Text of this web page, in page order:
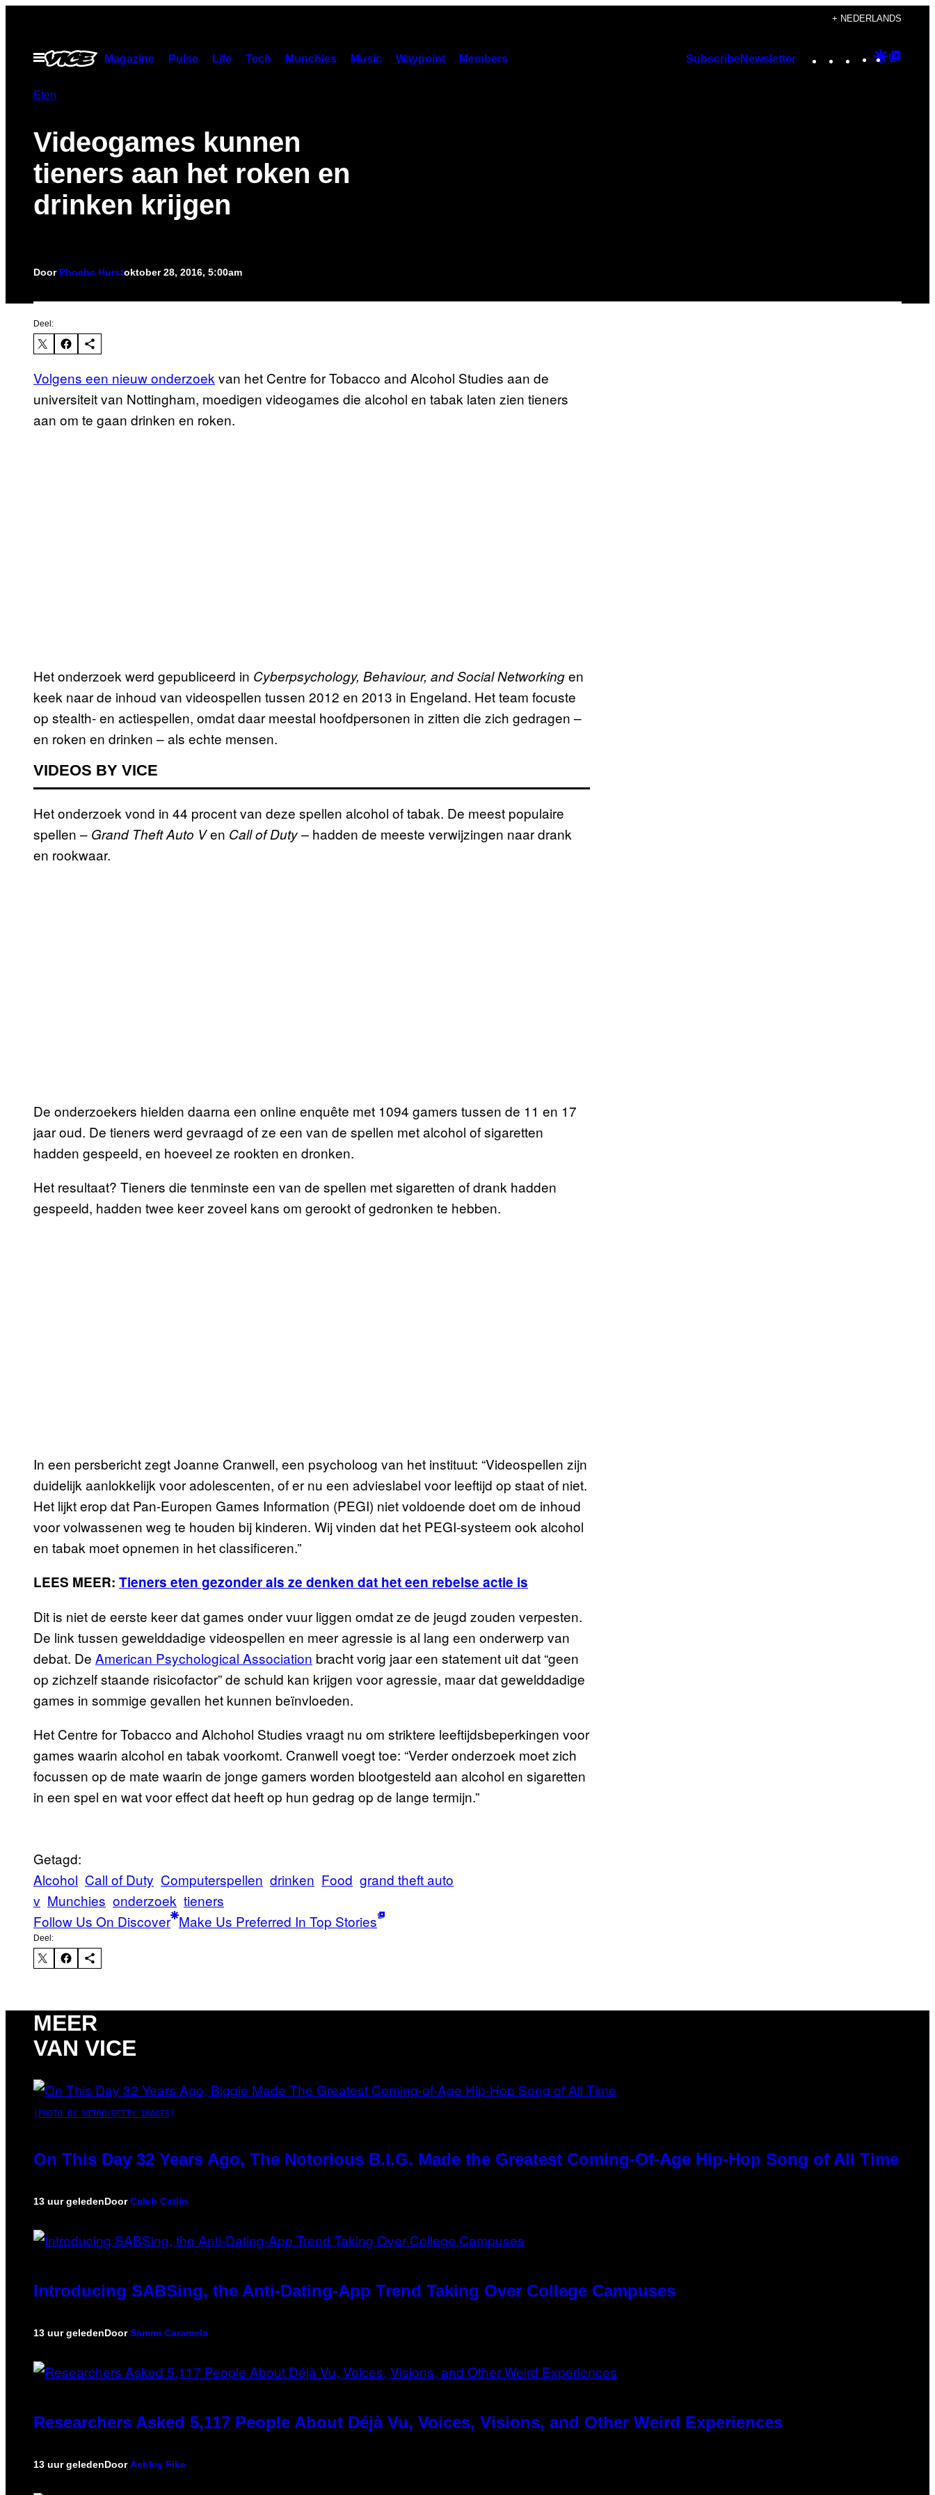
+ NEDERLANDS
Open
menu
Magazine Pulse Life Tech Munchies Music Waypoint Members SubscribeNewsletter Instagram
TikTok
YouTube
Google
Eten
Videogames kunnen
tieners aan het roken en
drinken krijgen
Door Phoebe Hurstoktober 28, 2016, 5:00am
Deel:
Volgens een nieuw onderzoek van het Centre for Tobacco and Alcohol Studies aan de
universiteit van Nottingham, moedigen videogames die alcohol en tabak laten zien tieners
aan om te gaan drinken en roken.
Het onderzoek werd gepubliceerd in Cyberpsychology, Behaviour, and Social Networkingen
keek naar de inhoud van videospellen tussen 2012 en 2013 in Engeland. Het team focuste
op stealth- en actiespellen, omdat daar meestal hoofdpersonen in zitten die zich gedragen –
en roken en drinken – als echte mensen.
VIDEOS BY VICE
Het onderzoek vond in 44 procent van deze spellen alcohol of tabak. De meest populaire
spellen – Grand Theft Auto Ven Call of Duty – hadden de meeste verwijzingen naar drank
en rookwaar.
De onderzoekers hielden daarna een online enquête met 1094 gamers tussen de 11 en 17
jaar oud. De tieners werd gevraagd of ze een van de spellen met alcohol of sigaretten
hadden gespeeld, en hoeveel ze rookten en dronken.
Het resultaat? Tieners die tenminste een van de spellen met sigaretten of drank hadden
gespeeld, hadden twee keer zoveel kans om gerookt of gedronken te hebben.
In een persbericht zegt Joanne Cranwell, een psycholoog van het instituut: “Videospellen zijn
duidelijk aanlokkelijk voor adolescenten, of er nu een advieslabel voor leeftijd op staat of niet.
Het lijkt erop dat Pan-Europen Games Information (PEGI) niet voldoende doet om de inhoud
voor volwassenen weg te houden bij kinderen. Wij vinden dat het PEGI-systeem ook alcohol
en tabak moet opnemen in het classificeren.”
LEES MEER: Tieners eten gezonder als ze denken dat het een rebelse actie is
Dit is niet de eerste keer dat games onder vuur liggen omdat ze de jeugd zouden verpesten.
De link tussen gewelddadige videospellen en meer agressie is al lang een onderwerp van
debat. De American Psychological Association bracht vorig jaar een statement uit dat “geen
op zichzelf staande risicofactor” de schuld kan krijgen voor agressie, maar dat gewelddadige
games in sommige gevallen het kunnen beïnvloeden.
Het Centre for Tobacco and Alchohol Studies vraagt nu om striktere leeftijdsbeperkingen voor
games waarin alcohol en tabak voorkomt. Cranwell voegt toe: “Verder onderzoek moet zich
focussen op de mate waarin de jonge gamers worden blootgesteld aan alcohol en sigaretten
in een spel en wat voor effect dat heeft op hun gedrag op de lange termijn.”
Getagd:
Alcohol Call of Duty Computerspellen drinken Food grand theft auto
v Munchies onderzoek tieners
Follow Us On Discover Make Us Preferred In Top Stories
Deel:
MEER
VAN VICE
(PHOTO BY NITRO/GETTY IMAGES)
On This Day 32 Years Ago, The Notorious B.I.G. Made the Greatest Coming-Of-Age Hip-Hop Song of All Time
13 uur geledenDoorCaleb Catlin
Introducing SABSing, the Anti-Dating-App Trend Taking Over College Campuses
13 uur geledenDoorSammi Caramela
Researchers Asked 5,117 People About Déjà Vu, Voices, Visions, and Other Weird Experiences
13 uur geledenDoorAshley Fike